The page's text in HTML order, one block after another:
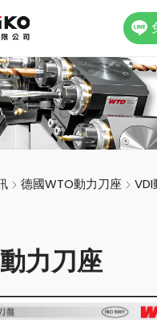
德國WTO動力刀座
力刀座